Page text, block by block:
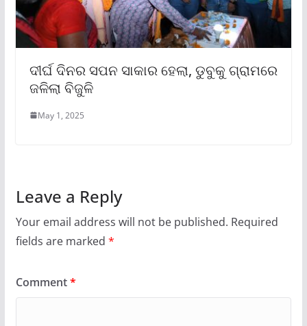
ଦୀର୍ଘ ଦିନର ସପନ ସାକାର ହେଲା, ଡୁବୁକୁ ଗ୍ରାମରେ
ଜଳିଲା ବିଜୁଳି
May 1, 2025
Leave a Reply
Your email address will not be published. Required
fields are marked *
Comment*